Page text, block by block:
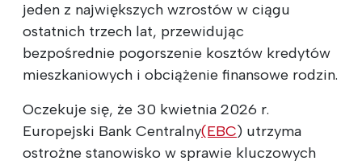
jeden z największych wzrostów w ciągu
ostatnich trzech lat, przewidując
bezpośrednie pogorszenie kosztów kredytów
mieszkaniowych i obciążenie finansowe rodzin.
Oczekuje się, że 30 kwietnia 2026 r.
Europejski Bank Centralny(EBC) utrzyma
ostrożne stanowisko w sprawie kluczowych